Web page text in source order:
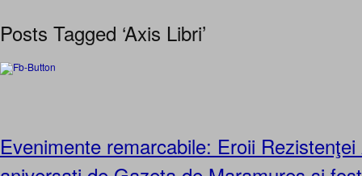
Posts Tagged ‘Axis Libri’
Evenimente remarcabile: Eroii